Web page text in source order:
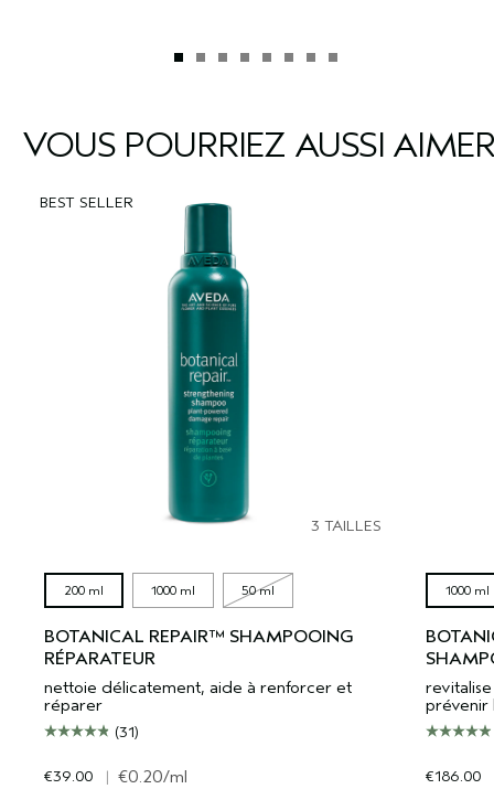
VOUS POURRIEZ AUSSI AIMER
BEST SELLER
3 TAILLES
200 ml 1000 ml 50 ml
BOTANICAL REPAIR™ SHAMPOOING
RÉPARATEUR
nettoie délicatement, aide à renforcer et
réparer
(31)
€39.00 | €0.20/ml
1000 ml
prévenir
€186.00